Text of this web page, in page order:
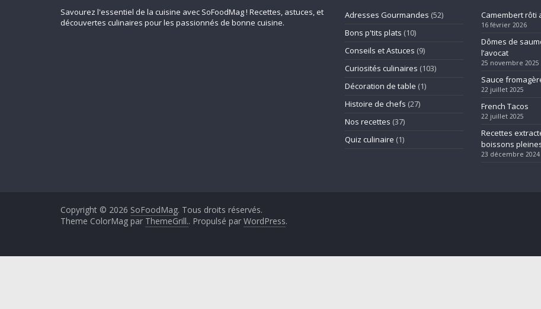
Savourez l'essentiel de la cuisine avec SoFoodMag ! Recettes, astuces, et
découvertes culinaires pour les passionnés de bonne cuisine.
Adresses Gourmandes (52)
Bons p'tits plats (10)
Conseils et Astuces (9)
Curiosités culinaires (103)
Décoration de table (1)
Histoire de chefs (27)
Nos recettes (37)
Quiz culinaire (1)
Camembert rôti
16 février 2026
Dômes de
l’avocat
25 novembre 2025
Sauce
22 juillet 2025
French Tacos
22 juillet 2025
Recettes
boissons
23 décembre 2024
Copyright © 2026 SoFoodMag. Tous droits réservés.
Theme ColorMag par ThemeGrill.. Propulsé par WordPress.